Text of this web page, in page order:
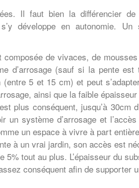
Il faut bien la différencier
développe en autonomie.
de vivaces, de
d’arrosage (sauf si la pente
5 et 15 cm) et peut
ainsi que la faible
plus conséquent, jusqu’à
système d’arrosage et
un espace à vivre à part
à un vrai jardin, son accès est
5% tout au plus. L’épaisseur du
conséquent afin de supporter